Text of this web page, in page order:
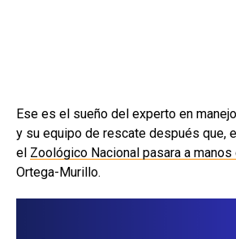
Ese es el sueño del experto en
y su equipo de rescate después que,
el Zoológico Nacional pasara a
Ortega-Murillo.